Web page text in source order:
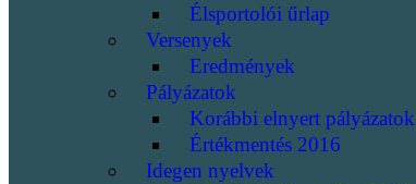
Élsportolói űrlap
Versenyek
Eredmények
Pályázatok
Korábbi elnyert pályázatok
Értékmentés 2016
Idegen nyelvek